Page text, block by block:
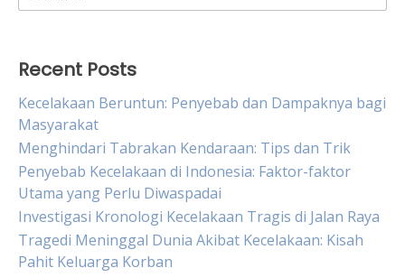
for:
Recent Posts
Kecelakaan Beruntun: Penyebab dan Dampaknya bagi
Masyarakat
Menghindari Tabrakan Kendaraan: Tips dan Trik
Penyebab Kecelakaan di Indonesia: Faktor-faktor
Utama yang Perlu Diwaspadai
Investigasi Kronologi Kecelakaan Tragis di Jalan Raya
Tragedi Meninggal Dunia Akibat Kecelakaan: Kisah
Pahit Keluarga Korban